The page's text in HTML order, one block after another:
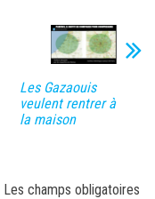
Les Gazaouis
veulent rentrer à
la maison
Les champs obligatoires